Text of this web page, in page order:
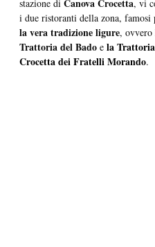
stazione di Canova Crocetta, vi
i due ristoranti della zona, famosi
la vera tradizione ligure, ovvero
Trattoria del Bado e la
Crocetta dei Fratelli Morando.